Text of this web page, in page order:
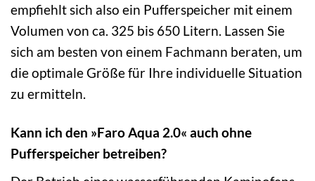
empfiehlt sich also ein Pufferspeicher mit einem
Volumen von ca. 325 bis 650 Litern. Lassen Sie
sich am besten von einem Fachmann beraten, um
die optimale Größe für Ihre individuelle Situation
zu ermitteln.
Kann ich den »Faro Aqua 2.0« auch ohne
Pufferspeicher betreiben?